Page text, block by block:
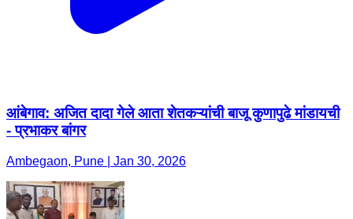
आंबेगाव: अजित दादा गेले आता शेतकऱ्यांची बाजू कुणापुढे मांडायची
- प्रभाकर बांगर
Ambegaon, Pune | Jan 30, 2026